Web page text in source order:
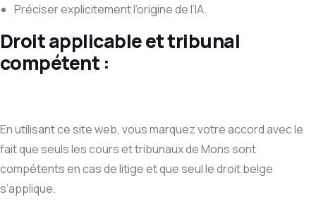
Préciser explicitement l’origine de l’IA.
Droit applicable et tribunal
compétent :
En utilisant ce site web, vous marquez votre accord avec le
fait que seuls les cours et tribunaux de Mons sont
compétents en cas de litige et que seul le droit belge
s’applique.